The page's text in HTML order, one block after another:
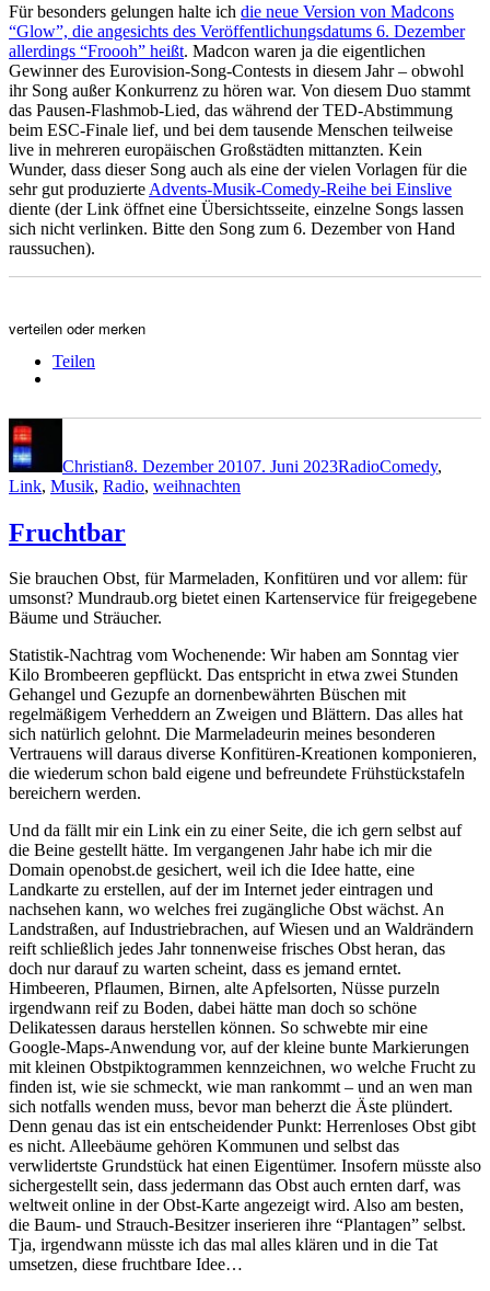
Für besonders gelungen halte ich die neue Version von Madcons
“Glow”, die angesichts des Veröffentlichungsdatums 6. Dezember
allerdings “Froooh” heißt. Madcon waren ja die eigentlichen
Gewinner des Eurovision-Song-Contests in diesem Jahr – obwohl
ihr Song außer Konkurrenz zu hören war. Von diesem Duo stammt
das Pausen-Flashmob-Lied, das während der TED-Abstimmung
beim ESC-Finale lief, und bei dem tausende Menschen teilweise
live in mehreren europäischen Großstädten mittanzten. Kein
Wunder, dass dieser Song auch als eine der vielen Vorlagen für die
sehr gut produzierte Advents-Musik-Comedy-Reihe bei Einslive
diente (der Link öffnet eine Übersichtsseite, einzelne Songs lassen
sich nicht verlinken. Bitte den Song zum 6. Dezember von Hand
raussuchen).
verteilen oder merken
Teilen
Christian8. Dezember 20107. Juni 2023RadioComedy,
Link, Musik, Radio, weihnachten
Fruchtbar
Sie brauchen Obst, für Marmeladen, Konfitüren und vor allem: für
umsonst? Mundraub.org bietet einen Kartenservice für freigegebene
Bäume und Sträucher.
Statistik-Nachtrag vom Wochenende: Wir haben am Sonntag vier
Kilo Brombeeren gepflückt. Das entspricht in etwa zwei Stunden
Gehangel und Gezupfe an dornenbewährten Büschen mit
regelmäßigem Verheddern an Zweigen und Blättern. Das alles hat
sich natürlich gelohnt. Die Marmeladeurin meines besonderen
Vertrauens will daraus diverse Konfitüren-Kreationen komponieren,
die wiederum schon bald eigene und befreundete Frühstückstafeln
bereichern werden.
Und da fällt mir ein Link ein zu einer Seite, die ich gern selbst auf
die Beine gestellt hätte. Im vergangenen Jahr habe ich mir die
Domain openobst.de gesichert, weil ich die Idee hatte, eine
Landkarte zu erstellen, auf der im Internet jeder eintragen und
nachsehen kann, wo welches frei zugängliche Obst wächst. An
Landstraßen, auf Industriebrachen, auf Wiesen und an Waldrändern
reift schließlich jedes Jahr tonnenweise frisches Obst heran, das
doch nur darauf zu warten scheint, dass es jemand erntet.
Himbeeren, Pflaumen, Birnen, alte Apfelsorten, Nüsse purzeln
irgendwann reif zu Boden, dabei hätte man doch so schöne
Delikatessen daraus herstellen können. So schwebte mir eine
Google-Maps-Anwendung vor, auf der kleine bunte Markierungen
mit kleinen Obstpiktogrammen kennzeichnen, wo welche Frucht zu
finden ist, wie sie schmeckt, wie man rankommt – und an wen man
sich notfalls wenden muss, bevor man beherzt die Äste plündert.
Denn genau das ist ein entscheidender Punkt: Herrenloses Obst gibt
es nicht. Alleebäume gehören Kommunen und selbst das
verwlidertste Grundstück hat einen Eigentümer. Insofern müsste also
sichergestellt sein, dass jedermann das Obst auch ernten darf, was
weltweit online in der Obst-Karte angezeigt wird. Also am besten,
die Baum- und Strauch-Besitzer inserieren ihre “Plantagen” selbst.
Tja, irgendwann müsste ich das mal alles klären und in die Tat
umsetzen, diese fruchtbare Idee…